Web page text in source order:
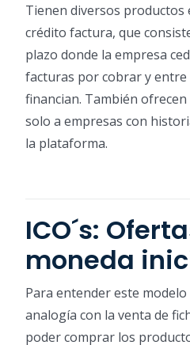
Tienen diversos productos
crédito factura, que
plazo donde la empresa
facturas por cobrar y
financian. También
solo a empresas con
la plataforma.
ICO´s:
moneda
Para entender este
analogía con la venta de
poder comprar los